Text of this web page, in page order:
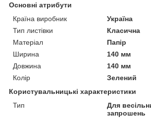
Основні атрибути
Країна виробник
Україна
Тип листівки
Класична
Матеріал
Папір
Ширина
140 мм
Довжина
140 мм
Колір
Зелений
Користувальницькі характеристики
Тип
Для
запрошень